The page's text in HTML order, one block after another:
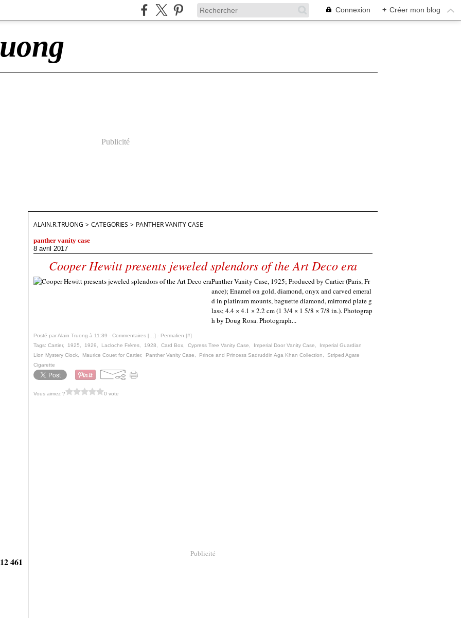
Connexion + Créer mon blog
Publicité
461
ALAIN.R.TRUONG > CATEGORIES > PANTHER VANITY CASE
panther vanity case
8 avril 2017
Cooper Hewitt presents jeweled splendors of the Art Deco era
Panther Vanity Case, 1925; Produced by Cartier (Paris, Fr
ance); Enamel on gold, diamond, onyx and carved emeral
d in platinum mounts, baguette diamond, mirrored plate g
lass; 4.4 × 4.1 × 2.2 cm (1 3/4 × 1 5/8 × 7/8 in.). Photograp
h by Doug Rosa. Photograph...
Posté par Alain Truong à 11:39 - Commentaires [ ] - Permalien [#]
Tags: Cartier, 1925 1929 Lacloche Frères 1928 Card Box Cypress Tree Vanity Case Imperial Door Vanity Case
Imperial Guardian
Lion Mystery Clock
Maurice Couet for Cartier, Panther Vanity Case Prince and Princess Sadruddin Aga Khan Collection
Striped Agate
Cigarette
Vous aimez ? 0 vote
Publicité